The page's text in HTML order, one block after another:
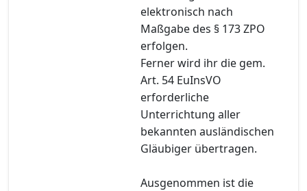
elektronisch nach
Maßgabe des § 173 ZPO
erfolgen.
Ferner wird ihr die gem.
Art. 54 EuInsVO
erforderliche
Unterrichtung aller
bekannten ausländischen
Gläubiger übertragen.
Ausgenommen ist die